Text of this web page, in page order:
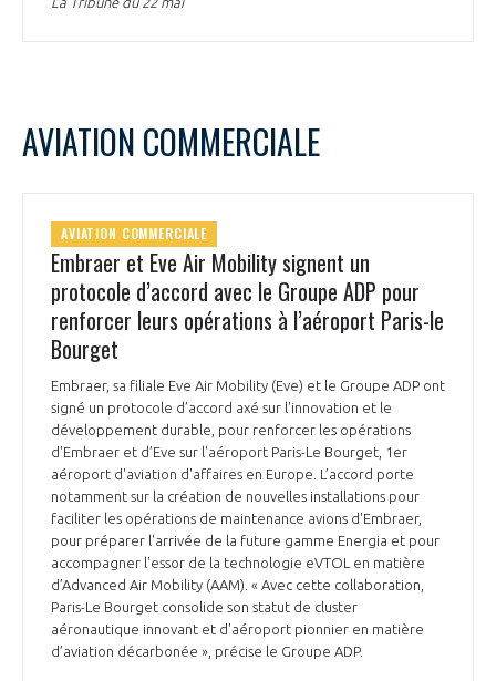
AVIATION COMMERCIALE
AVIATION COMMERCIALE
Embraer et Eve Air Mobility signent un
protocole d’accord avec le Groupe ADP pour
renforcer leurs opérations à l’aéroport Paris-le
Bourget
Embraer, sa filiale Eve Air Mobility (Eve) et le Groupe ADP ont
signé un protocole d’accord axé sur l'innovation et le
développement durable, pour renforcer les opérations
d'Embraer et d’Eve sur l'aéroport Paris-Le Bourget, 1er
aéroport d'aviation d'affaires en Europe. L’accord porte
notamment sur la création de nouvelles installations pour
faciliter les opérations de maintenance avions d'Embraer,
pour préparer l'arrivée de la future gamme Energia et pour
accompagner l'essor de la technologie eVTOL en matière
d’Advanced Air Mobility (AAM). « Avec cette collaboration,
Paris-Le Bourget consolide son statut de cluster
aéronautique innovant et d'aéroport pionnier en matière
d’aviation décarbonée », précise le Groupe ADP.